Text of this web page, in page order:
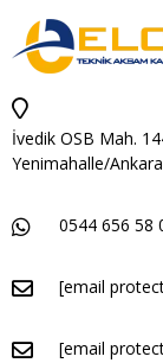
İvedik OSB Mah.
Yenimahalle/Ankara
0544 656 58
[email
[email